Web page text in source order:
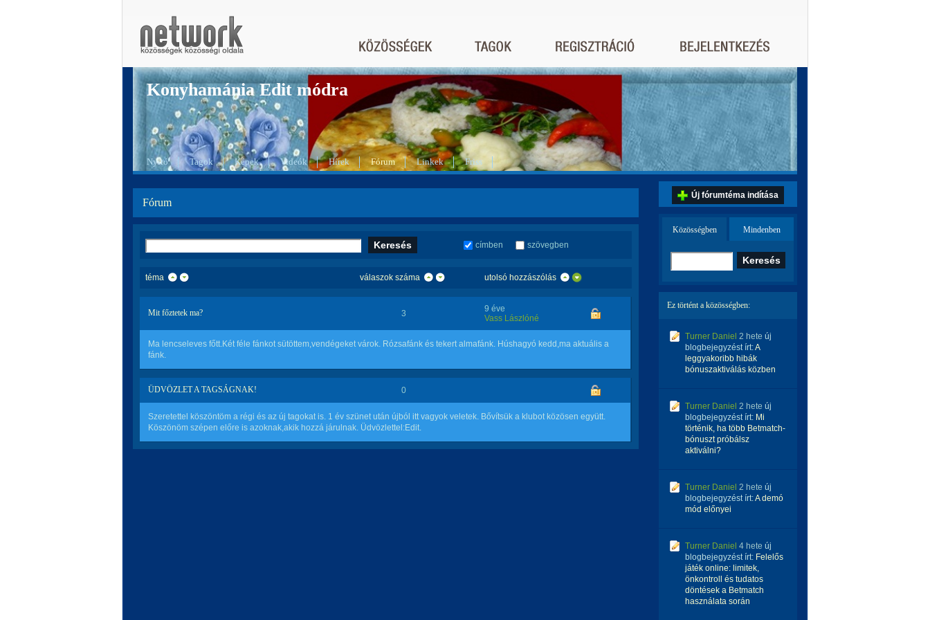
Konyhamánia Edit módra
Nyitó Tagok Képek Videók Hírek Fórum Linkek Friss
Fórum
címben szövegben
téma válaszok száma utolsó hozzászólás
Mit főztetek ma? 3
9 éve
Vass Lászlóné
Ma lencseleves főtt.Két féle fánkot sütöttem,vendégeket várok. Rózsafánk és tekert almafánk. Húshagyó kedd,ma aktuális a
fánk.
ÜDVÖZLET A TAGSÁGNAK! 0
Szeretettel köszöntöm a régi és az új tagokat is. 1 év szünet után újból itt vagyok veletek. Bővítsük a klubot közösen együtt.
Köszönöm szépen előre is azoknak,akik hozzá járulnak. Üdvözlettel:Edit.
Új fórumtéma indítása
Közösségben Mindenben
Ez történt a közösségben:
Turner Daniel 2 hete új
blogbejegyzést írt:A
leggyakoribb hibák
bónuszaktiválás közben
Turner Daniel 2 hete új
blogbejegyzést írt: Mi
történik, ha több Betmatch-
bónuszt próbálsz
aktiválni?
Turner Daniel 2 hete új
blogbejegyzést írt:A demó
mód előnyei
Turner Daniel 4 hete új
blogbejegyzést írt: Felelős
játék online: limitek,
önkontroll és tudatos
döntések a Betmatch
használata során